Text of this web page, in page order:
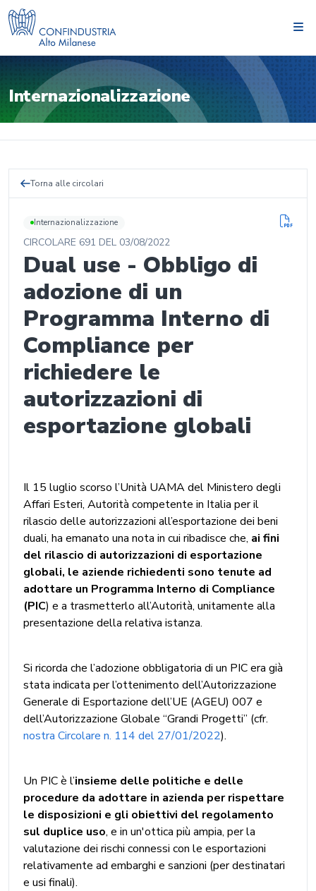
Internazionalizzazione
Torna alle circolari
Internazionalizzazione
CIRCOLARE 691 DEL 03/08/2022
Dual use - Obbligo di
adozione di un
Programma Interno di
Compliance per
richiedere le
autorizzazioni di
esportazione globali
Il 15 luglio scorso l’Unità UAMA del Ministero degli
Affari Esteri, Autorità competente in Italia per il
rilascio delle autorizzazioni all’esportazione dei beni
duali, ha emanato una nota in cui ribadisce che, ai fini
del rilascio di autorizzazioni di esportazione
globali, le aziende richiedenti sono tenute ad
adottare un Programma Interno di Compliance
(PIC) e a trasmetterlo all’Autorità, unitamente alla
presentazione della relativa istanza.
Si ricorda che l’adozione obbligatoria di un PIC era già
stata indicata per l’ottenimento dell’Autorizzazione
Generale di Esportazione dell’UE (AGEU) 007 e
dell’Autorizzazione Globale “Grandi Progetti” (cfr.
nostra Circolare n. 114 del 27/01/2022).
Un PIC è l’insieme delle politiche e delle
procedure da adottare in azienda per rispettare
le disposizioni e gli obiettivi del regolamento
sul duplice uso, e in un'ottica più ampia, per la
valutazione dei rischi connessi con le esportazioni
relativamente ad embarghi e sanzioni (per destinatari
e usi finali).